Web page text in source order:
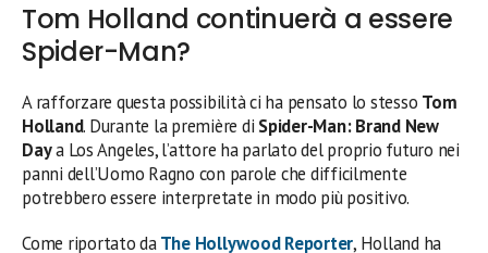
Tom Holland continuerà a essere
Spider-Man?
A rafforzare questa possibilità ci ha pensato lo stesso Tom
Holland. Durante la première di Spider-Man: Brand New
Daya Los Angeles, l’attore ha parlato del proprio futuro nei
panni dell’Uomo Ragno con parole che difficilmente
potrebbero essere interpretate in modo più positivo.
Come riportato daThe Hollywood Reporter, Holland ha